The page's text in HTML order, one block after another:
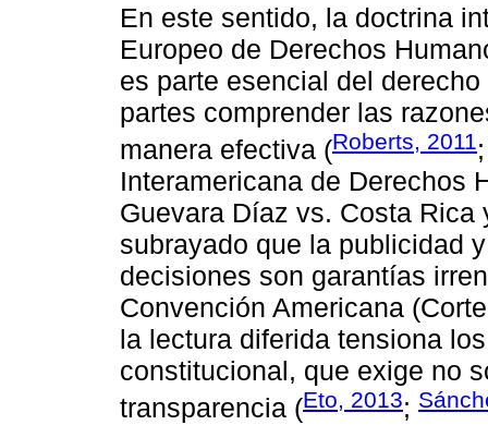
En este sentido, la doctrina
Europeo de Derechos
es parte esencial del
partes comprender las
manera efectiva (Roberts, 2011
Interamericana de Derechos
Guevara Díaz vs. Costa Rica
subrayado que la publicidad
decisiones son garantías
Convención Americana
la lectura diferida tensiona
constitucional, que exige no
transparencia (Eto, 2013;